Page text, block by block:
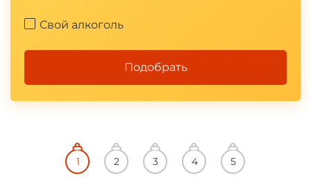
Свой алкоголь
Подобрать